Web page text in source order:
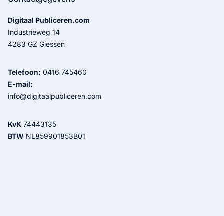
Digitaal Publiceren.com
Industrieweg 14
4283 GZ Giessen
Telefoon: 0416 745460
E-mail:
info@digitaalpubliceren.com
KvK 74443135
BTW NL859901853B01